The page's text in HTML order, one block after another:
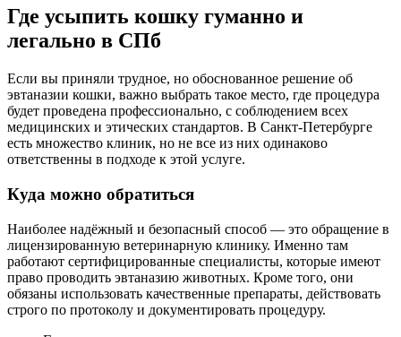
Где усыпить кошку гуманно и
легально в СПб
Если вы приняли трудное, но обоснованное решение об
эвтаназии кошки, важно выбрать такое место, где процедура
будет проведена профессионально, с соблюдением всех
медицинских и этических стандартов. В Санкт-Петербурге
есть множество клиник, но не все из них одинаково
ответственны в подходе к этой услуге.
Куда можно обратиться
Наиболее надёжный и безопасный способ — это обращение в
лицензированную ветеринарную клинику. Именно там
работают сертифицированные специалисты, которые имеют
право проводить эвтаназию животных. Кроме того, они
обязаны использовать качественные препараты, действовать
строго по протоколу и документировать процедуру.